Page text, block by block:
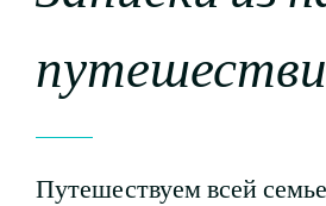
Путешествуем всей